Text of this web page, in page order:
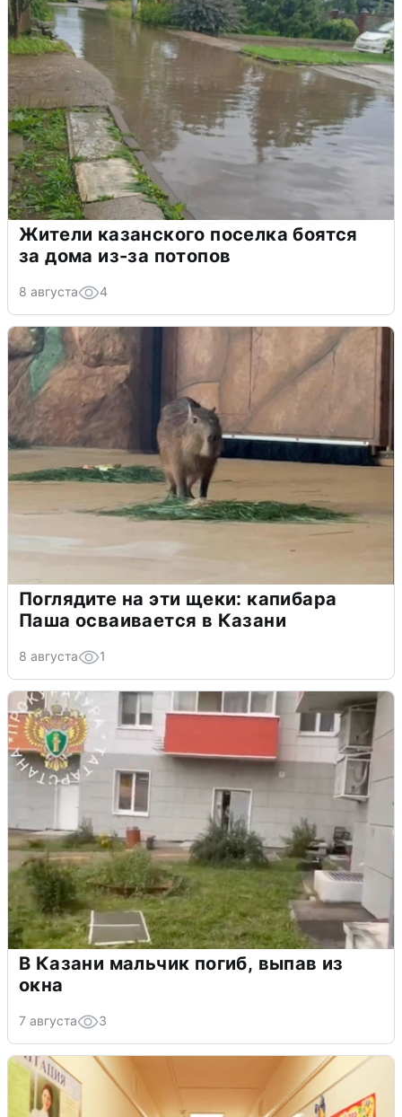
Жители казанского поселка боятся
за дома из-за потопов
8 августа 4
Поглядите на эти щеки: капибара
Паша осваивается в Казани
8 августа 1
В Казани мальчик погиб, выпав из
окна
7 августа 3